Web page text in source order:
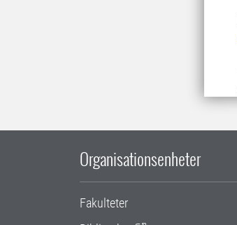
Organisationsenheter
Fakulteter